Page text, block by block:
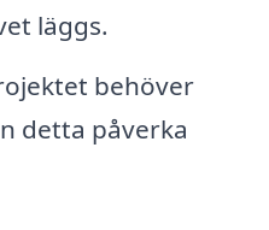
läggs.
behöver
detta påverka